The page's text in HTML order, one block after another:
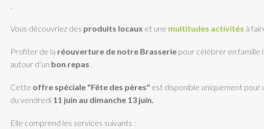
.
Vous découvriez des produits locaux et une multitudes activités à
Profiter de la réouverture de notre Brasserie pour célébrer en famille
autour d’un bon repas .
Cette offre spéciale "Fête des pères" est disponible uniquement pour
du vendredi 11 juin au dimanche 13 juin.
Elle comprend les services suivants :